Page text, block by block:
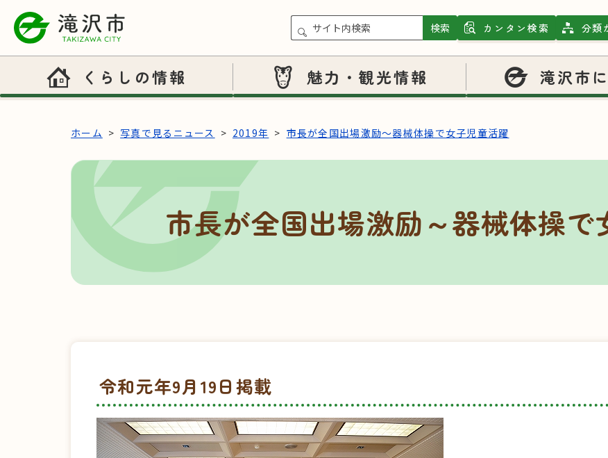
本文へスキップ
検索 カンタン検索 分類
くらしの情報 魅力・観光情報 滝沢市
ホーム 写真で見るニュース 2019年 市長が全国出場激励～器械体操で女子児童活躍
市長が全国出場激励～器械体操で
令和元年9月19日掲載